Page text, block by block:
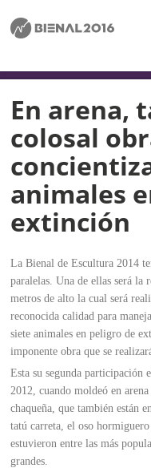
En arena,
colosal
animales
extinción
La Bienal de Escultura 2014
paralelas. Una de ellas será la
metros de alto la cual será
reconocida calidad para
siete animales en peligro de
imponente obra que se
Esta su segunda
2012, cuando moldeó en
chaqueña, que también están
tatú carreta, el oso
estuvieron entre las más
grandes.